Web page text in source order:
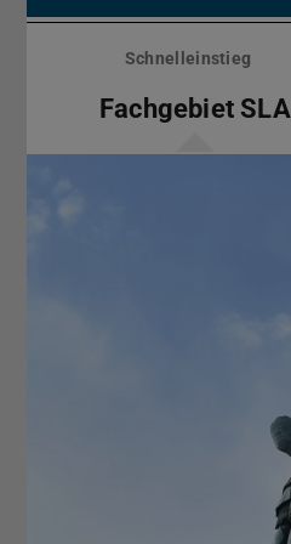
Menü
überspringenSchnelleinstieg
Fachgebiet SLA